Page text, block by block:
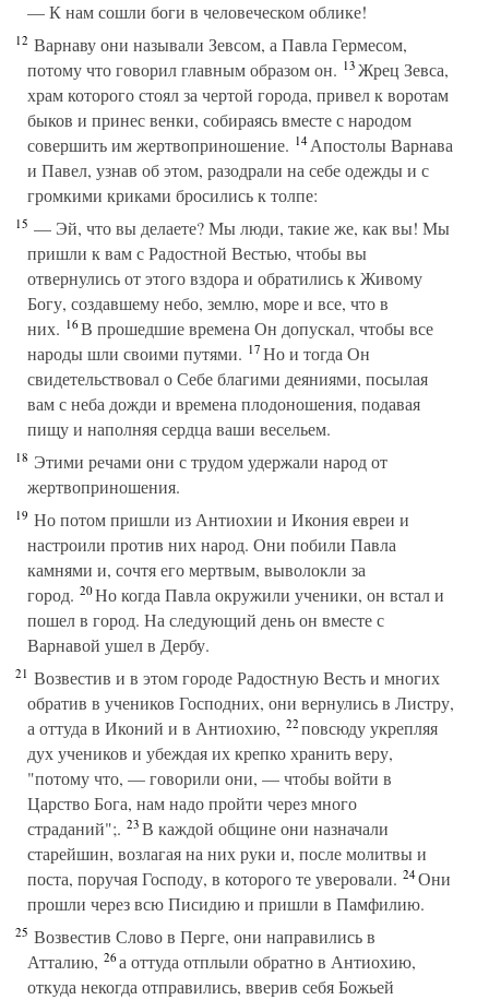
— К нам сошли боги в человеческом облике!
12 Варнаву они называли Зевсом, а Павла Гермесом,
потому что говорил главным образом он. 13Жрец Зевса,
храм которого стоял за чертой города, привел к воротам
быков и принес венки, собираясь вместе с народом
совершить им жертвоприношение. 14Апостолы Варнава
и Павел, узнав об этом, разодрали на себе одежды и с
громкими криками бросились к толпе:
15 — Эй, что вы делаете? Мы люди, такие же, как вы! Мы
пришли к вам с Радостной Вестью, чтобы вы
отвернулись от этого вздора и обратились к Живому
Богу, создавшему небо, землю, море и все, что в
них. 16В прошедшие времена Он допускал, чтобы все
народы шли своими путями. 17Но и тогда Он
свидетельствовал о Себе благими деяниями, посылая
вам с неба дожди и времена плодоношения, подавая
пищу и наполняя сердца ваши весельем.
18 Этими речами они с трудом удержали народ от
жертвоприношения.
19 Но потом пришли из Антиохии и Икония евреи и
настроили против них народ. Они побили Павла
камнями и, сочтя его мертвым, выволокли за
город. 20Но когда Павла окружили ученики, он встал и
пошел в город. На следующий день он вместе с
Варнавой ушел в Дербу.
21 Возвестив и в этом городе Радостную Весть и многих
обратив в учеников Господних, они вернулись в Листру,
а оттуда в Иконий и в Антиохию, 22повсюду укрепляя
дух учеников и убеждая их крепко хранить веру,
"потому что, — говорили они, — чтобы войти в
Царство Бога, нам надо пройти через много
страданий";. 23В каждой общине они назначали
старейшин, возлагая на них руки и, после молитвы и
поста, поручая Господу, в которого те уверовали. 24Они
прошли через всю Писидию и пришли в Памфилию.
25 Возвестив Слово в Перге, они направились в
Атталию, 26а оттуда отплыли обратно в Антиохию,
откуда некогда отправились, вверив себя Божьей